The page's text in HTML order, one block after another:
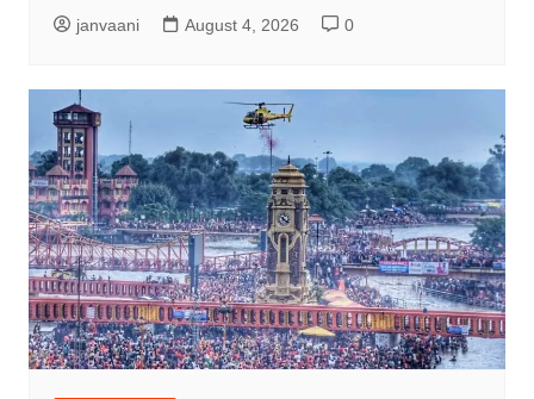
janvaani August 4, 2026 0